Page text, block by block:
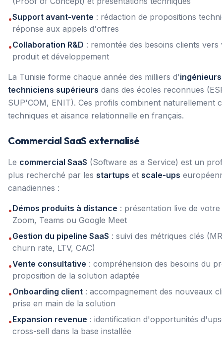
•Support avant-vente : rédaction de propositions
réponse aux appels d'offres
•Collaboration R&D : remontée des besoins clients vers
produit et développement
La Tunisie forme chaque année des milliers d'ingénieurs
techniciens supérieurs dans des écoles reconnues
SUP'COM, ENIT). Ces profils combinent naturellement
techniques et aisance relationnelle en français.
Commercial SaaS externalisé
Le commercial SaaS (Software as a Service) est un
plus recherché par les startups et scale-ups
canadiennes :
•Démos produits à distance : présentation live de votre
Zoom, Teams ou Google Meet
•Gestion du pipeline SaaS : suivi des métriques clés
churn rate, LTV, CAC)
•Vente consultative : compréhension des besoins du
proposition de la solution adaptée
•Onboarding client : accompagnement des nouveaux
prise en main de la solution
•Expansion revenue : identification d'opportunités
cross-sell dans la base installée